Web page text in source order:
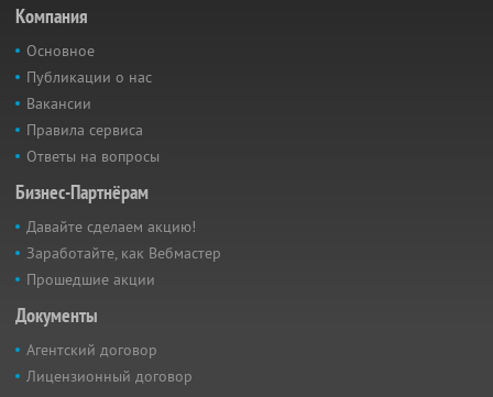
Компания
Основное
Публикации о нас
Вакансии
Правила сервиса
Ответы на вопросы
Бизнес-Партнёрам
Давайте сделаем акцию!
Заработайте, как Вебмастер
Прошедшие акции
Документы
Агентский договор
Лицензионный договор